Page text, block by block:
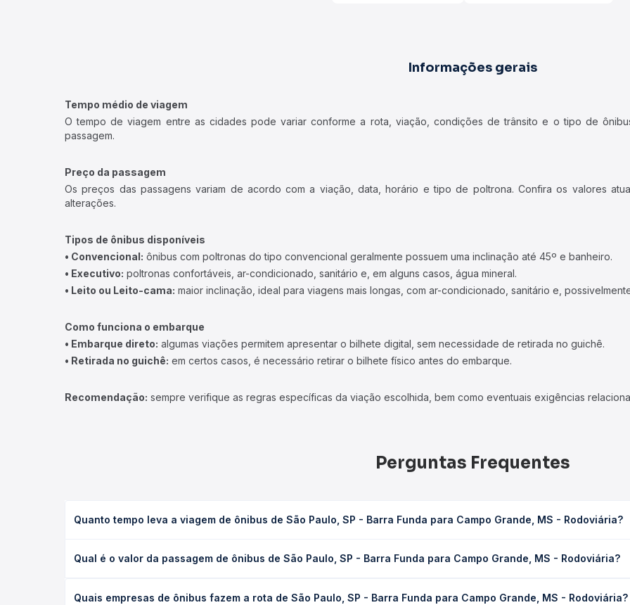
Informações gerais
Tempo médio de viagem
O tempo de viagem entre as cidades pode variar conforme a rota, viação, condições de trânsito e o tipo de
passagem.
Preço da passagem
Os preços das passagens variam de acordo com a viação, data, horário e tipo de poltrona. Confira os valores
alterações.
Tipos de ônibus disponíveis
• Convencional: ônibus com poltronas do tipo convencional geralmente possuem uma inclinação até 45º e banheiro.
• Executivo: poltronas confortáveis, ar-condicionado, sanitário e, em alguns casos, água mineral.
• Leito ou Leito-cama: maior inclinação, ideal para viagens mais longas, com ar-condicionado, sanitário e,
Como funciona o embarque
• Embarque direto: algumas viações permitem apresentar o bilhete digital, sem necessidade de retirada no guichê.
• Retirada no guichê: em certos casos, é necessário retirar o bilhete físico antes do embarque.
Recomendação: sempre verifique as regras específicas da viação escolhida, bem como eventuais exigências
Perguntas Frequentes
Quanto tempo leva a viagem de ônibus de São Paulo, SP - Barra Funda para Campo Grande, MS - Rodoviária?
(convencional, executivo ou leito) e as condições de tráfego. Na Quero Passagem você consulta os horários
Qual é o valor da passagem de ônibus de São Paulo, SP - Barra Funda para Campo Grande, MS - Rodoviária?
empresa, o tipo de poltrona e a antecedência da compra. Na Quero Passagem você compara os preços de todas as
Quais empresas de ônibus fazem a rota de São Paulo, SP - Barra Funda para Campo Grande, MS - Rodoviária?